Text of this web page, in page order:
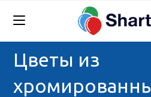
Цветы из